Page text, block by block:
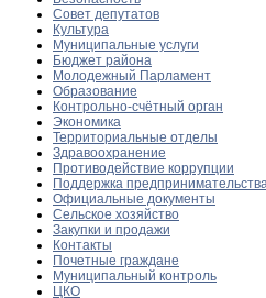
Совет депутатов
Культура
Муниципальные услуги
Бюджет района
Молодежный Парламент
Образование
Контрольно-счётный орган
Экономика
Территориальные отделы
Здравоохранение
Противодействие коррупции
Поддержка
Официальные документы
Сельское хозяйство
Закупки и продажи
Контакты
Почетные граждане
Муниципальный контроль
ЦКО